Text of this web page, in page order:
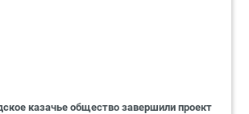
казачье общество завершили проект